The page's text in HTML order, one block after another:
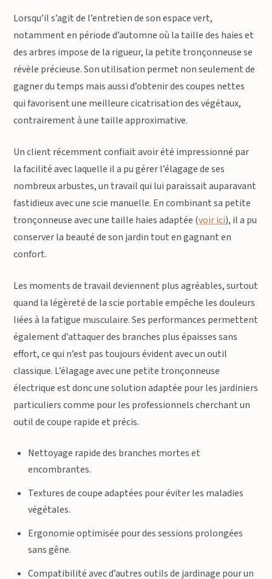
Lorsqu’il s’agit de l’entretien de son espace vert,
notamment en période d’automne où la taille des haies et
des arbres impose de la rigueur, la petite tronçonneuse se
révèle précieuse. Son utilisation permet non seulement de
gagner du temps mais aussi d’obtenir des coupes nettes
qui favorisent une meilleure cicatrisation des végétaux,
contrairement à une taille approximative.
Un client récemment confiait avoir été impressionné par
la facilité avec laquelle il a pu gérer l’élagage de ses
nombreux arbustes, un travail qui lui paraissait auparavant
fastidieux avec une scie manuelle. En combinant sa petite
tronçonneuse avec une taille haies adaptée (voir ici), il a pu
conserver la beauté de son jardin tout en gagnant en
confort.
Les moments de travail deviennent plus agréables, surtout
quand la légèreté de la scie portable empêche les douleurs
liées à la fatigue musculaire. Ses performances permettent
également d’attaquer des branches plus épaisses sans
effort, ce qui n’est pas toujours évident avec un outil
classique. L’élagage avec une petite tronçonneuse
électrique est donc une solution adaptée pour les jardiniers
particuliers comme pour les professionnels cherchant un
outil de coupe rapide et précis.
Nettoyage rapide des branches mortes et
encombrantes.
Textures de coupe adaptées pour éviter les maladies
végétales.
Ergonomie optimisée pour des sessions prolongées
sans gêne.
Compatibilité avec d’autres outils de jardinage pour un